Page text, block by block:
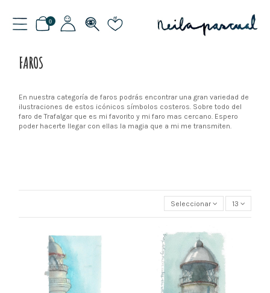
0
FAROS
En nuestra categoría de faros podrás encontrar una gran variedad de
ilustraciones de estos icónicos símbolos costeros. Sobre todo del
faro de Trafalgar que es mi favorito y mi faro mas cercano. Espero
poder hacerte llegar con ellas la magia que a mi me transmiten.
Seleccionar 13